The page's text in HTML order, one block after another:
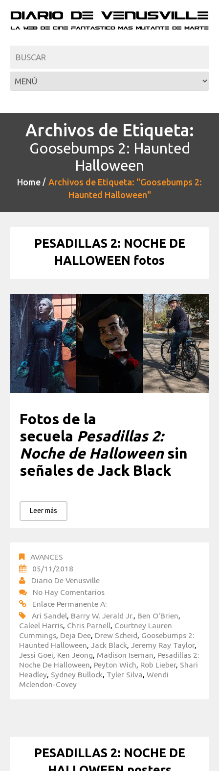
Archivos de Etiqueta:
Goosebumps 2: Haunted
Halloween
Home
Archivos de Etiqueta: "Goosebumps 2:
Haunted Halloween"
PESADILLAS 2: NOCHE DE
HALLOWEEN fotos
Fotos de la
secuela Pesadillas 2:
Noche de Halloweensin
señales de Jack Black
Leer más
AVANCES
05/11/2018
Diario De Venusville
No Hay Comentarios
Enlace Permanente A:
Ari Sandel, Barry W. Jerald Jr., Ben O'Brien,
Caleel Harris, Chris Parnell, Courtney Lauren
Cummings, Deja Dee, Drew Scheid, Goosebumps 2:
Haunted Halloween, Jack Black, Jeremy Ray Taylor,
Jessi Goei, Ken Jeong, Madison Iseman, Pesadillas 2:
Noche De Halloween, Peyton Wich, Rob Lieber, Shari
Headley, Sydney Bullock, Tyler Silva, Wendi
Mclendon-Covey
PESADILLAS 2: NOCHE DE